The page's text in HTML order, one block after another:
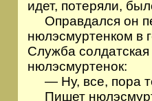
идет, потеряли,
Оправдался он
нюлэсмуртенком в
Служба
нюлэсмуртенок:
— Ну, все, пора
Пишет